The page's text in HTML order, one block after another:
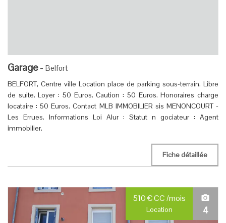
Garage- Belfort
BELFORT, Centre ville Location place de parking sous-terrain. Libre
de suite. Loyer : 50 Euros. Caution : 50 Euros. Honoraires charge
locataire : 50 Euros. Contact MLB IMMOBILIER sis MENONCOURT -
Les Errues. Informations Loi Alur : Statut n gociateur : Agent
immobilier.
Fiche détaillée
510€CC/mois
Location 4